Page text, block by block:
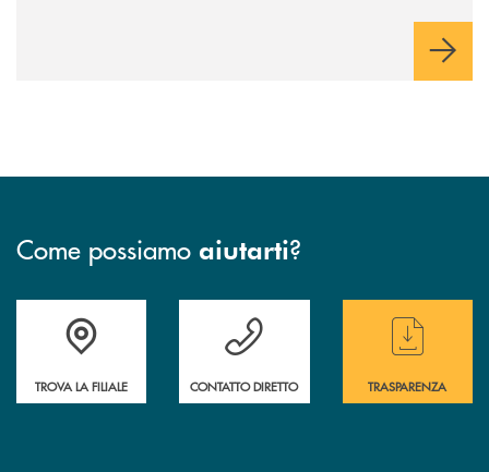
Come possiamo aiutarti?
Accedi all' elenco completo delle filiali
TROVA LA FILIALE
Hai bisogno di assistenza immediata ?
CONTATTO DIRETTO
Hai bisogno di
TRASPARENZA